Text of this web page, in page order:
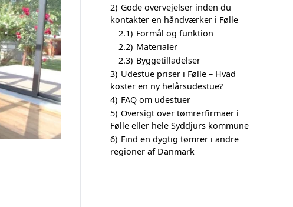
2) Gode overvejelser inden du
kontakter en håndværker i Følle
2.1) Formål og funktion
2.2) Materialer
2.3) Byggetilladelser
3) Udestue priser i Følle – Hvad
koster en ny helårsudestue?
4) FAQ om udestuer
5) Oversigt over tømrerfirmaer i
Følle eller hele Syddjurs kommune
6) Find en dygtig tømrer i andre
regioner af Danmark